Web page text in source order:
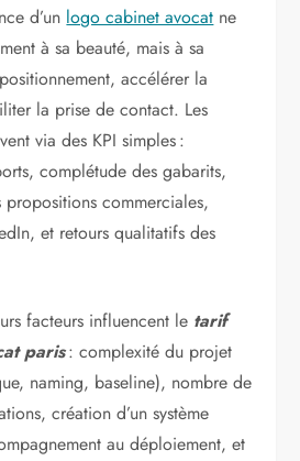
d’un logo cabinet avocat ne
à sa beauté, mais à sa
accélérer la
la prise de contact. Les
via des KPI simples :
complétude des gabarits,
propositions commerciales,
et retours qualitatifs des
facteurs influencent le tarif
paris: complexité du projet
naming, baseline), nombre de
création d’un système
au déploiement, et